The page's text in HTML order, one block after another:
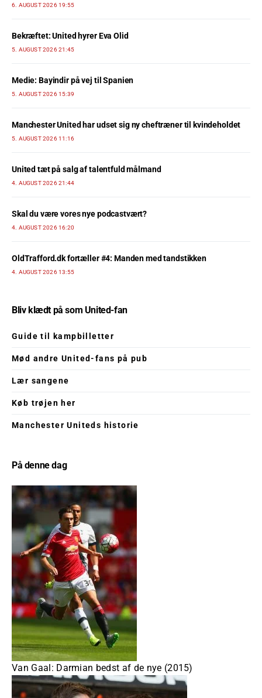
6. AUGUST 2026 19:55
Bekræftet: United hyrer Eva Olid
5. AUGUST 2026 21:45
Medie: Bayindir på vej til Spanien
5. AUGUST 2026 15:39
Manchester United har udset sig ny cheftræner til kvindeholdet
5. AUGUST 2026 11:16
United tæt på salg af talentfuld målmand
4. AUGUST 2026 21:44
Skal du være vores nye podcastvært?
4. AUGUST 2026 16:20
OldTrafford.dk fortæller #4: Manden med tandstikken
4. AUGUST 2026 13:55
Bliv klædt på som United-fan
Guide til kampbilletter
Mød andre United-fans på pub
Lær sangene
Køb trøjen her
Manchester Uniteds historie
På denne dag
Van Gaal: Darmian bedst af de nye (2015)